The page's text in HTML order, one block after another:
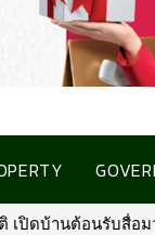
รับสื่อมวลชน ชูโค